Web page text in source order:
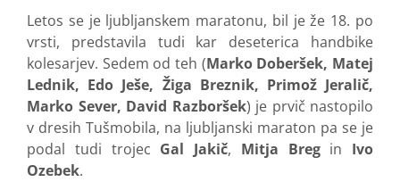
Letos se je ljubljanskem maratonu, bil je že 18. po
vrsti, predstavila tudi kar deseterica handbike
kolesarjev. Sedem od teh (Marko Doberšek, Matej
Lednik, Edo Ješe, Žiga Breznik, Primož Jeralič,
Marko Sever, David Razboršek) je prvič nastopilo
v dresih Tušmobila, na ljubljanski maraton pa se je
podal tudi trojec Gal Jakič, Mitja Bregin Ivo
Ozebek.